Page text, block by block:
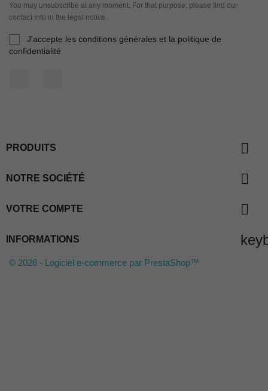
You may unsubscribe at any moment. For that purpose, please find our
contact info in the legal notice.
J'accepte les conditions générales et la politique de
confidentialité
PRODUITS 
NOTRE SOCIÉTÉ 
VOTRE COMPTE 
INFORMATIONS
© 2026 - Logiciel e-commerce par PrestaShop™